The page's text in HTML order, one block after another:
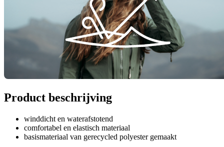
Product beschrijving
winddicht en waterafstotend
comfortabel en elastisch materiaal
basismateriaal van gerecycled polyester gemaakt